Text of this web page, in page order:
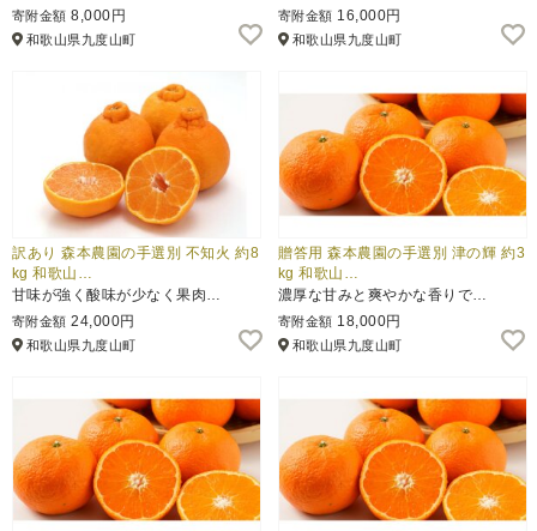
寄附金額 8,000円
和歌山県九度山町
寄附金額 16,000円
和歌山県九度山町
訳あり 森本農園の手選別 不知火 約8
kg 和歌山…
甘味が強く酸味が少なく果肉…
寄附金額 24,000円
和歌山県九度山町
贈答用 森本農園の手選別 津の輝 約3
kg 和歌山…
濃厚な甘みと爽やかな香りで…
寄附金額 18,000円
和歌山県九度山町